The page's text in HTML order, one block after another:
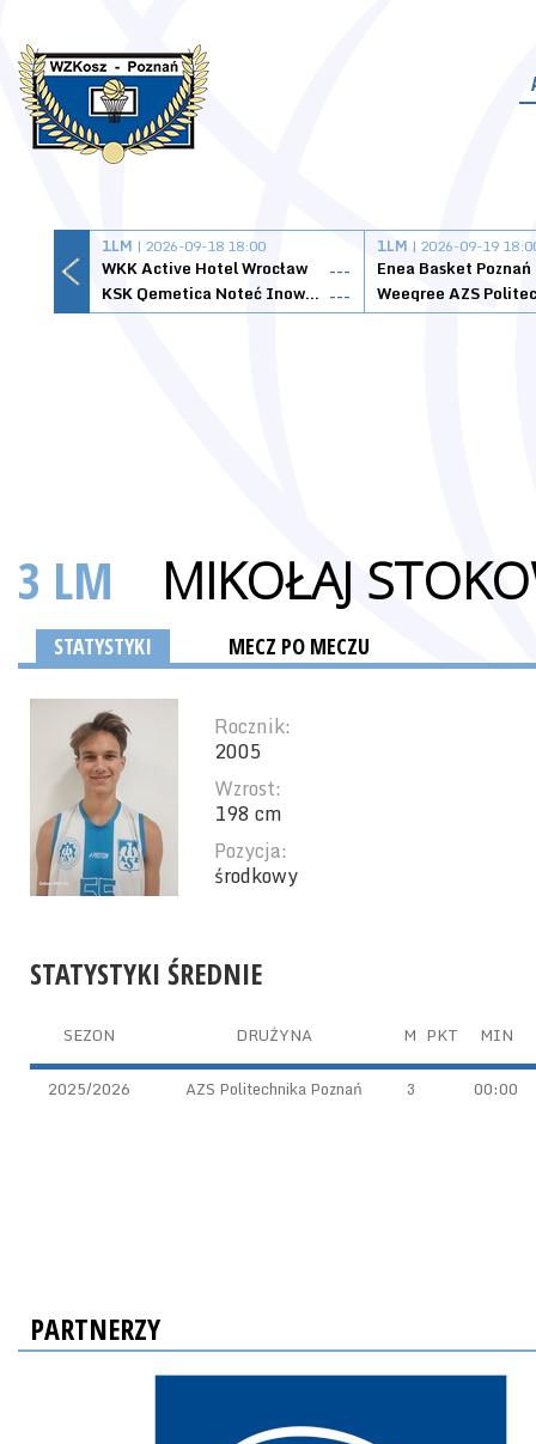
1LM | 2026-09-18 18:00
WKK Active Hotel Wrocław
---
KSK Qemetica Noteć Inowrocław ---
1LM | 2026-09-19
Enea Basket Poznań
3 LM MIKOŁAJ
STATYSTYKI MECZ PO MECZU
Rocznik:
2005
Wzrost:
198 cm
Pozycja:
środkowy
STATYSTYKI ŚREDNIE
SEZON DRUŻYNA M PKT MIN
2025/2026 AZS Politechnika Poznań 3 00:00
PARTNERZY